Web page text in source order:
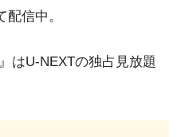
信中。
はU-NEXTの独占見放題